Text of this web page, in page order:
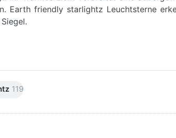
Earth friendly starlightz Leuchtsterne
119